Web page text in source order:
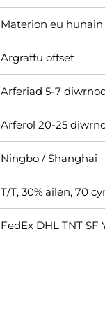
Materion eu
Argraffu offset
Arferiad 5-7
Arferol 20-25
Ningbo / Shanghai
T/T, 30% ailen, 70
FedEx DHL TNT